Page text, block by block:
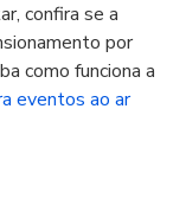
confira se a
por
como funciona a
eventos ao ar